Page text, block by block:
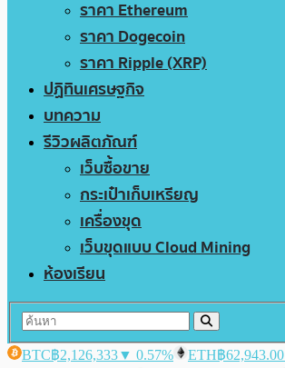
ราคา Ethereum
ราคา Dogecoin
ราคา Ripple (XRP)
ปฏิทินเศรษฐกิจ
บทความ
รีวิวผลิตภัณฑ์
เว็บซื้อขาย
กระเป๋าเก็บเหรียญ
เครื่องขุด
เว็บขุดแบบ Cloud Mining
ห้องเรียน
BTC฿2,126,333▼ 0.57% ETH฿62,943.00